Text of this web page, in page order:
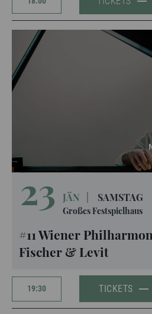
23 JÄN SAMSTAG
Großes Festspielhaus
#11 Wiener
Fischer & Levit
19:30 TICKETS